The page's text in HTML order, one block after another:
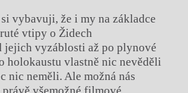
vybavuji, že i my na základce
vtipy o Židech
jejich vyzáblosti až po plynové
holokaustu vlastně nic nevěděli
nic neměli. Ale možná nás